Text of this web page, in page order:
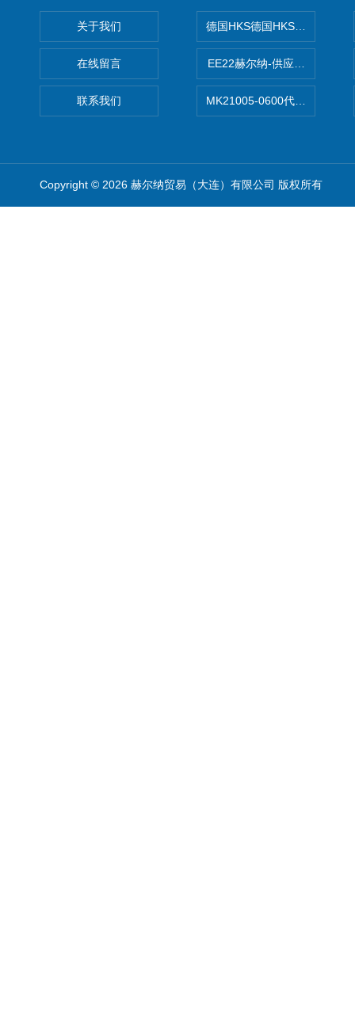
关于我们
在线留言
联系我们
德国HKS德国HKS液压旋转摆
EE22赫尔纳-供应
MK21005-0600代理德国MK
Copyright © 2026 赫尔纳贸易（大连）有限公司 版权所有